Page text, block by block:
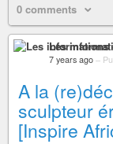
0 comments
Les
7 years ago –
A la
sculpteur
[Inspire